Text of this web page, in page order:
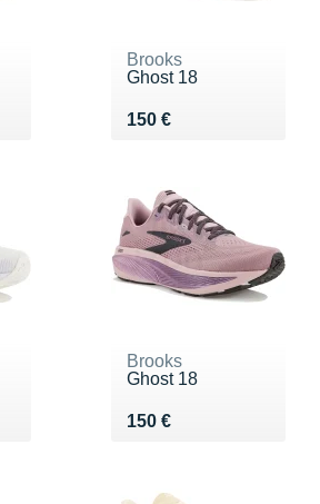
Brooks
Ghost 18
150 €
Vendu 150 €
Brooks
Ghost 18
150 €
Vendu 150 €